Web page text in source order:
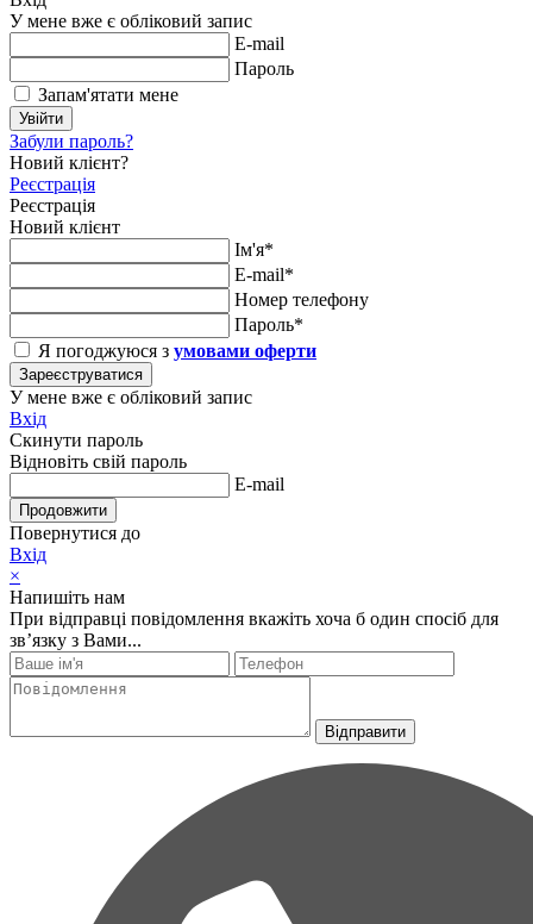
У мене вже є обліковий запис
E-mail
Пароль
Запам'ятати мене
Увійти
Забули пароль?
Новий клієнт?
Реєстрація
Реєстрація
Новий клієнт
Ім'я*
E-mail*
Номер телефону
Пароль*
Я погоджуюся з умовами оферти
Зареєструватися
У мене вже є обліковий запис
Вхід
Скинути пароль
Відновіть свій пароль
E-mail
Продовжити
Повернутися до
Вхід
×
Напишіть нам
При відправці повідомлення вкажіть хоча б один спосіб для
зв’язку з Вами...
Відправити